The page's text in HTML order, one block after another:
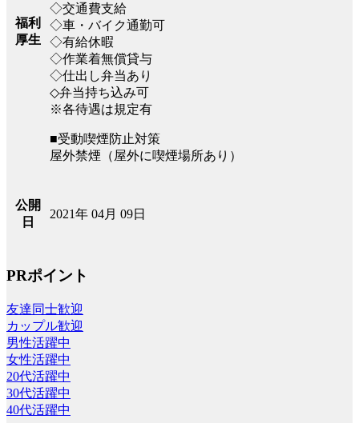
福利
厚生
◇交通費支給
◇車・バイク通勤可
◇有給休暇
◇作業着無償貸与
◇仕出し弁当あり
◇弁当持ち込み可
※各待遇は規定有
■受動喫煙防止対策
屋外禁煙（屋外に喫煙場所あり）
公開
日
2021年 04月 09日
PRポイント
友達同士歓迎
カップル歓迎
男性活躍中
女性活躍中
20代活躍中
30代活躍中
40代活躍中